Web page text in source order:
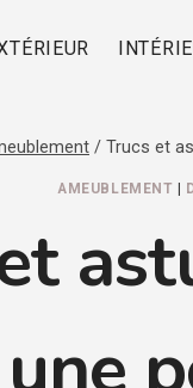
/ Trucs et
AMEUBLEMENT